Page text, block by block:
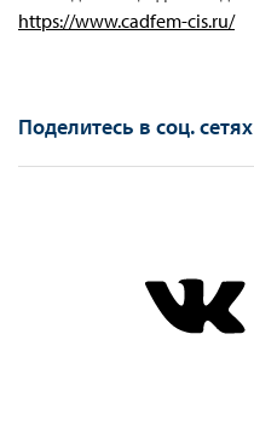
https://www.cadfem-cis.ru/
Поделитесь в соц. сетях